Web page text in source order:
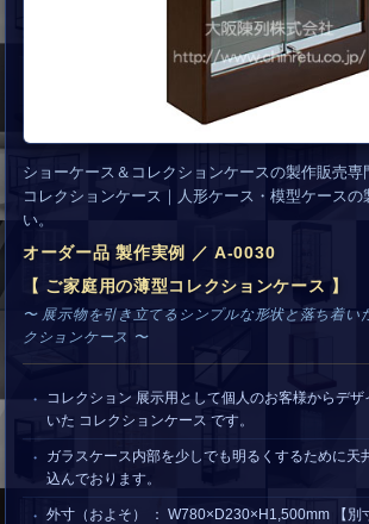
ショーケース＆コレクションケースの製作販売専
コレクションケース｜人形ケース・模型ケースの
い。
オーダー品 製作実例 ／ A-0030
【 ご家庭用の薄型コレクションケース 】
〜 展示物を引き立てるシンプルな形状と落ち着い
クションケース 〜
コレクション 展示用として個人のお客様からデ
いた コレクションケース です。
ガラスケース内部を少しでも明るくするために天
込んでおります。
外寸（およそ） ： W780×D230×H1,500mm 【別